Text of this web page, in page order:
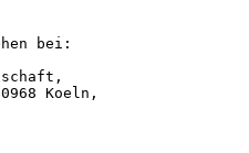
bei:
Koeln,